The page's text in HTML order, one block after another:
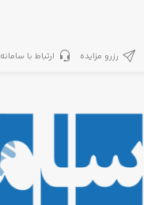
رزرو مزایده ارتباط با سامانه